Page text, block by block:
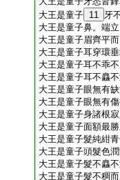
大王是童子 11 牙
大王是童子鼻。端
大王是童子眉齊平
大王是童子耳穿環
大王是童子耳不乖
大王是童子耳不麤
大王是童子眼無有
大王是童子眼無有
大王是童子身諸根
大王是童子面額最
大王是童子髮純紺
大王是童子頭髮色
大王是童子髮不麤
大王是童子髮不稠